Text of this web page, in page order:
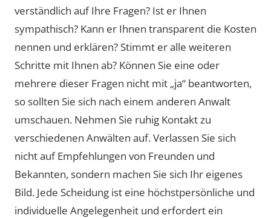
verständlich auf Ihre Fragen? Ist er Ihnen
sympathisch? Kann er Ihnen transparent die Kosten
nennen und erklären? Stimmt er alle weiteren
Schritte mit Ihnen ab? Können Sie eine oder
mehrere dieser Fragen nicht mit „ja“ beantworten,
so sollten Sie sich nach einem anderen Anwalt
umschauen. Nehmen Sie ruhig Kontakt zu
verschiedenen Anwälten auf. Verlassen Sie sich
nicht auf Empfehlungen von Freunden und
Bekannten, sondern machen Sie sich Ihr eigenes
Bild. Jede Scheidung ist eine höchstpersönliche und
individuelle Angelegenheit und erfordert ein